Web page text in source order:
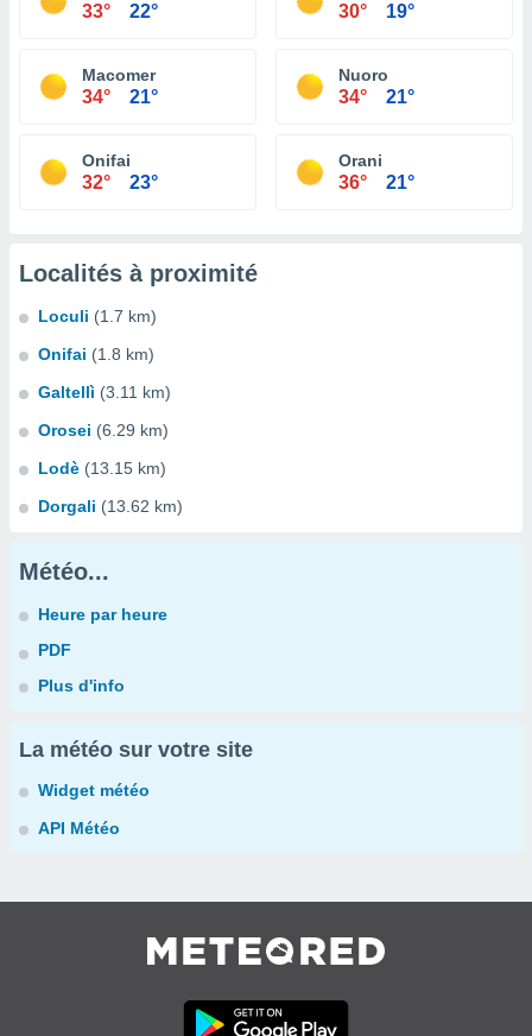
33° 22° 30° 19°
Macomer
34° 21°
Nuoro
34° 21°
Onifai
32° 23°
Orani
36° 21°
Localités à proximité
Loculi (1.7 km)
Onifai (1.8 km)
Galtellì (3.11 km)
Orosei (6.29 km)
Lodè (13.15 km)
Dorgali (13.62 km)
Météo...
Heure par heure
PDF
Plus d'info
La météo sur votre site
Widget météo
API Météo